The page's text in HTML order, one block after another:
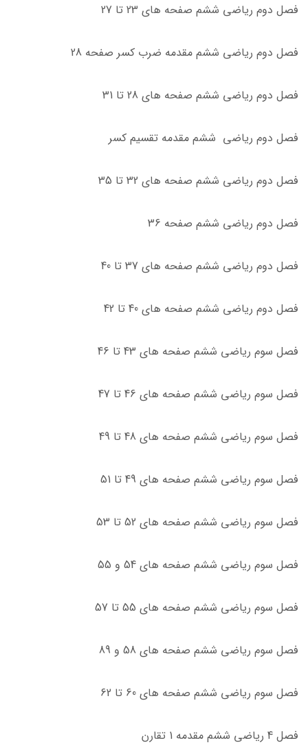
فصل دوم ریاضی ششم صفحه های 23 تا 27
فصل دوم ریاضی ششم مقدمه ضرب کسر صفحه 28
فصل دوم ریاضی ششم صفحه های 28 تا 31
فصل دوم ریاضی ششم مقدمه تقسیم کسر
فصل دوم ریاضی ششم صفحه های 32 تا 35
فصل دوم ریاضی ششم صفحه 36
فصل دوم ریاضی ششم صفحه های 37 تا 40
فصل دوم ریاضی ششم صفحه های 40 تا 42
فصل سوم ریاضی ششم صفحه های 43 تا 46
فصل سوم ریاضی ششم صفحه های 46 تا 47
فصل سوم ریاضی ششم صفحه های 48 تا 49
فصل سوم ریاضی ششم صفحه های 49 تا 51
فصل سوم ریاضی ششم صفحه های 52 تا 53
فصل سوم ریاضی ششم صفحه های 54 و 55
فصل سوم ریاضی ششم صفحه های 55 تا 57
فصل سوم ریاضی ششم صفحه های 58 و 89
فصل سوم ریاضی ششم صفحه های 60 تا 62
فصل 4 ریاضی ششم مقدمه 1 تقارن